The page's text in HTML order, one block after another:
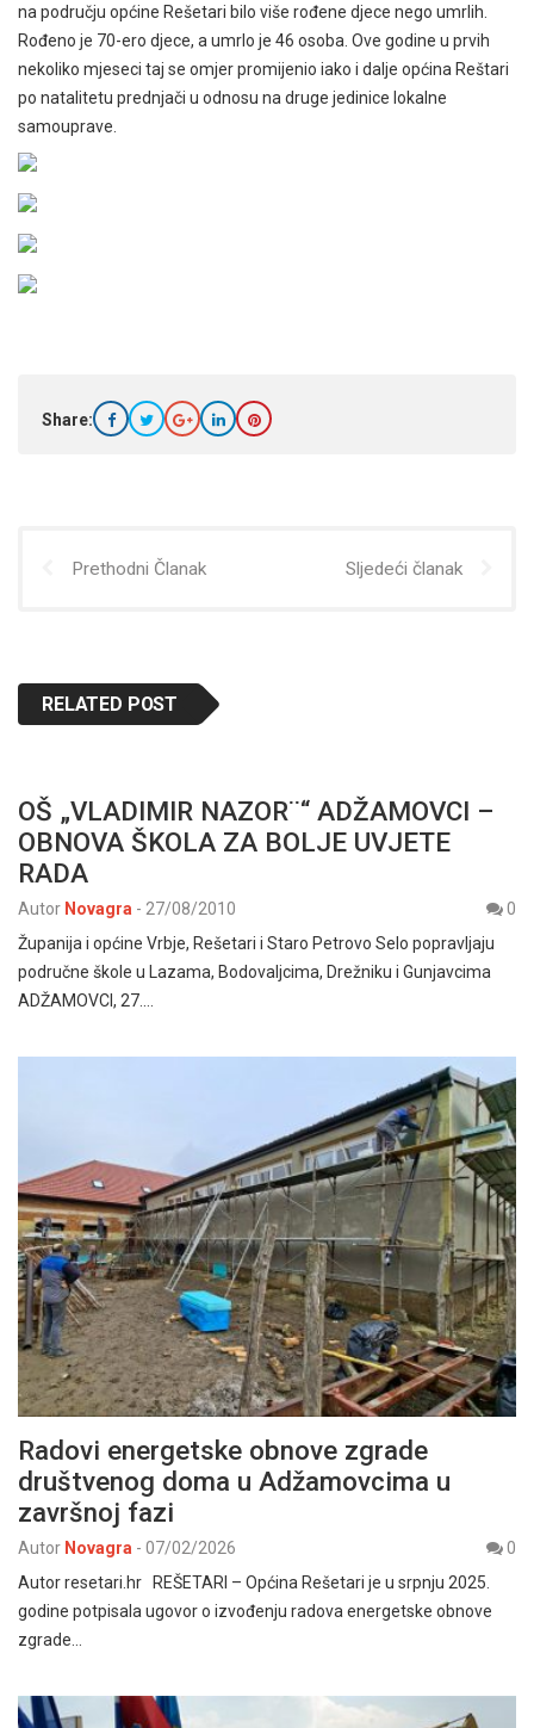
na području općine Rešetari bilo više rođene djece nego umrlih.
Rođeno je 70-ero djece, a umrlo je 46 osoba. Ove godine u prvih
nekoliko mjeseci taj se omjer promijenio iako i dalje općina Reštari
po natalitetu prednjači u odnosu na druge jedinice lokalne
samouprave.
Share:
Prethodni Članak Sljedeći članak
RELATED POST
OŠ „VLADIMIR NAZOR¨“ ADŽAMOVCI –
OBNOVA ŠKOLA ZA BOLJE UVJETE
RADA
Autor Novagra - 27/08/2010
0
Županija i općine Vrbje, Rešetari i Staro Petrovo Selo popravljaju
područne škole u Lazama, Bodovaljcima, Drežniku i Gunjavcima
ADŽAMOVCI, 27.…
Radovi energetske obnove zgrade
društvenog doma u Adžamovcima u
završnoj fazi
Autor Novagra - 07/02/2026
0
Autor resetari.hr REŠETARI – Općina Rešetari je u srpnju 2025.
godine potpisala ugovor o izvođenju radova energetske obnove
zgrade…